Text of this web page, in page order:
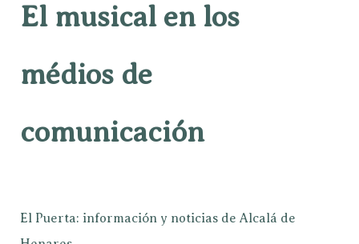
El musical en los
médios de
comunicación
El Puerta: información y noticias de Alcalá de